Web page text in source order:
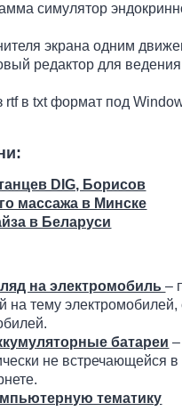
симулятор
экрана одним
редактор для
rtf в txt формат под
DIG, Борисов
массажа в Минске
в Беларуси
на электромобиль–
на тему
батареи
не встречающейся в
тематику